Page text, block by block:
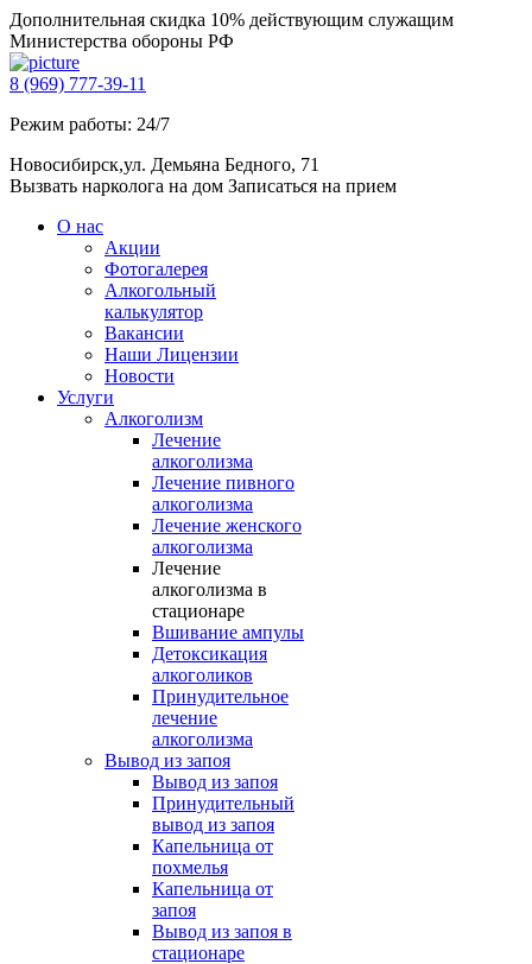
Дополнительная скидка 10% действующим служащим
Министерства обороны РФ
8 (969) 777-39-11
Режим работы: 24/7
Новосибирск,ул. Демьяна Бедного, 71
Вызвать нарколога на дом Записаться на прием
О нас
Акции
Фотогалерея
Алкогольный
калькулятор
Вакансии
Наши Лицензии
Новости
Услуги
Алкоголизм
Лечение
алкоголизма
Лечение пивного
алкоголизма
Лечение женского
алкоголизма
Лечение
алкоголизма в
стационаре
Вшивание ампулы
Детоксикация
алкоголиков
Принудительное
лечение
алкоголизма
Вывод из запоя
Вывод из запоя
Принудительный
вывод из запоя
Капельница от
похмелья
Капельница от
запоя
Вывод из запоя в
стационаре